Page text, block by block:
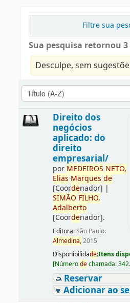
Filtre sua
Sua pesquisa retornou
Desculpe, sem
Direito dos
negócios
aplicado: do
direito
empresarial/
por MEDEIROS NETO,
Elias Marques de
[Coordenador] |
SIMÃO FILHO,
Adalberto
[Coordenador].
Editora:São Paulo:
Almedina,2015
Disponibilidade:Itens
[Númerodechamada:
Reservar
Adicionar ao